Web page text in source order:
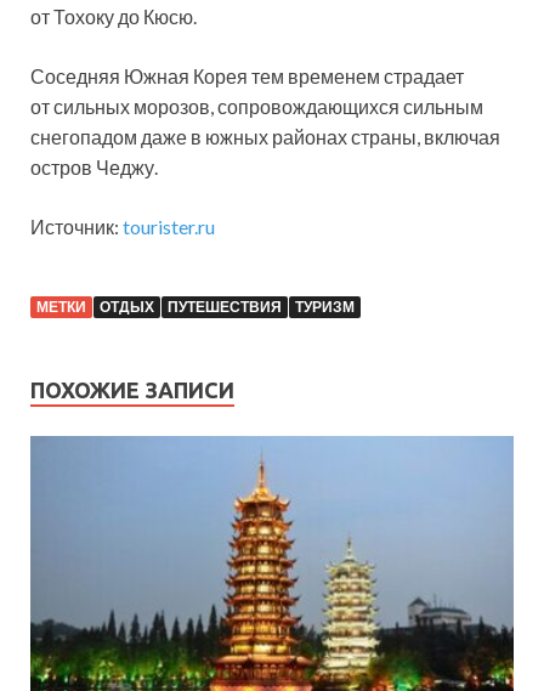
от Тохоку до Кюсю.
Соседняя Южная Корея тем временем страдает
от сильных морозов, сопровождающихся сильным
снегопадом даже в южных районах страны, включая
остров Чеджу.
Источник: tourister.ru
МЕТКИ ОТДЫХ ПУТЕШЕСТВИЯ ТУРИЗМ
ПОХОЖИЕ ЗАПИСИ